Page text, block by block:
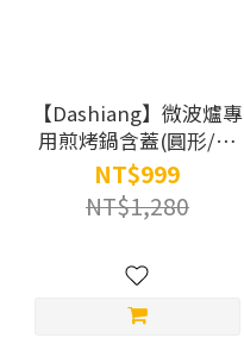
【Dashiang】微波爐專
用煎烤鍋含蓋(圓形/方
形)(紅色)
NT$999
NT$1,280